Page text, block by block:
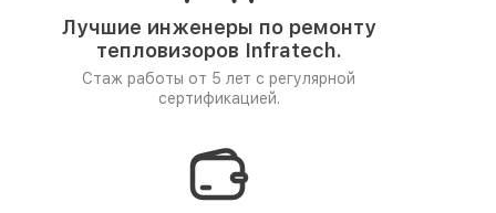
Лучшие инженеры по ремонту
тепловизоров Infratech.
Стаж работы от 5 лет с регулярной
сертификацией.